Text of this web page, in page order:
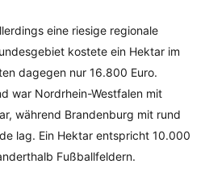
eine riesige regionale
kostete ein Hektar im
dagegen nur 16.800 Euro.
war Nordrhein-Westfalen mit
während Brandenburg mit rund
lag. Ein Hektar entspricht 10.000
Fußballfeldern.